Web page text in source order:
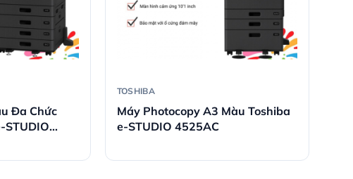
Đa Chức
STUDIO
TOSHIBA
Máy Photocopy A3 Màu Toshiba
e-STUDIO 4525AC